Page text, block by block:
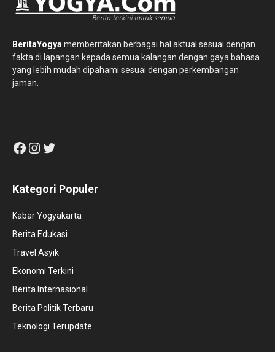
BeritaYogyamemberitakan berbagai hal aktual sesuai dengan
fakta di lapangan kepada semua kalangan dengan gaya bahasa
yang lebih mudah dipahami sesuai dengan perkembangan
jaman.
Facebook
Instagram
Twitter
Kategori Populer
Kabar Yogyakarta
Berita Edukasi
Travel Asyik
Ekonomi Terkini
Berita Internasional
Berita Politik Terbaru
Teknologi Terupdate